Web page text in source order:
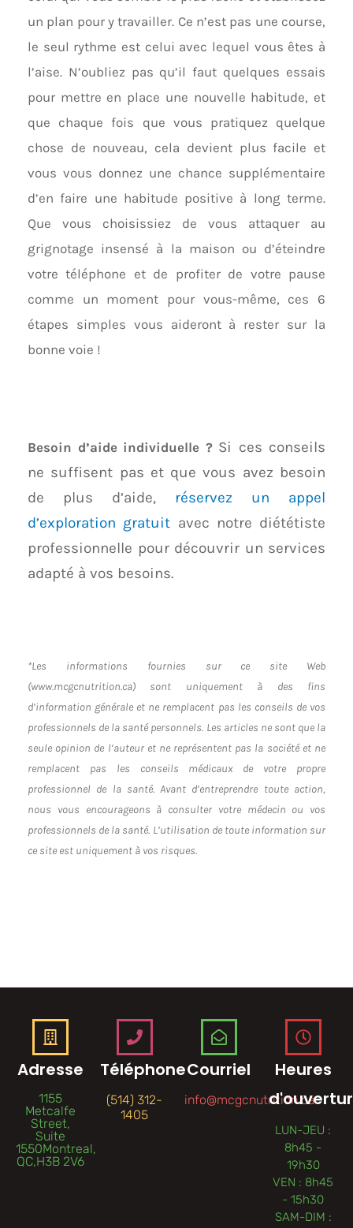
un plan pour y travailler. Ce n’est pas une course,
le seul rythme est celui avec lequel vous êtes à
l’aise. N’oubliez pas qu’il faut quelques essais
pour mettre en place une nouvelle habitude, et
que chaque fois que vous pratiquez quelque
chose de nouveau, cela devient plus facile et
vous vous donnez une chance supplémentaire
d’en faire une habitude positive à long terme.
Que vous choisissiez de vous attaquer au
grignotage insensé à la maison ou d’éteindre
votre téléphone et de profiter de votre pause
comme un moment pour vous-même, ces 6
étapes simples vous aideront à rester sur la
bonne voie !
Besoin d’aide individuelle ? Si ces conseils
ne suffisent pas et que vous avez besoin
de plus d’aide, réservez un appel
d’exploration gratuit avec notre diététiste
professionnelle pour découvrir un services
adapté à vos besoins.
*Les informations fournies sur ce site Web
(www.mcgcnutrition.ca) sont uniquement à des fins
d’information générale et ne remplacent pas les conseils de vos
professionnels de la santé personnels. Les articles ne sont que la
seule opinion de l’auteur et ne représentent pas la société et ne
remplacent pas les conseils médicaux de votre propre
professionnel de la santé. Avant d’entreprendre toute action,
nous vous encourageons à consulter votre médecin ou vos
professionnels de la santé. L’utilisation de toute information sur
ce site est uniquement à vos risques.
Adresse
1155
Metcalfe
Street,
Suite
1550Montreal,
QC,H3B 2V6
Téléphone
(514) 312-
1405
Courriel
info@mcgcnutrition.ca
Heures
LUN-JEU :
8h45 -
19h30
VEN : 8h45
- 15h30
SAM-DIM :